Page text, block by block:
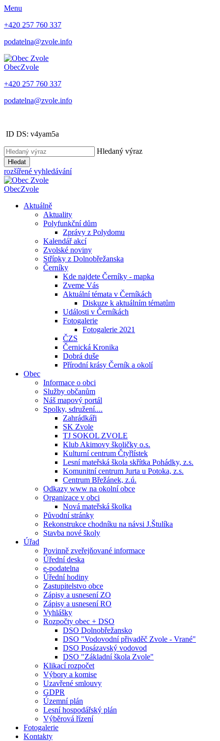
Menu
+420 257 760 337
podatelna@zvole.info
ObecZvole
+420 257 760 337
podatelna@zvole.info
ID DS: v4yam5a
Hledaný výraz
Hledat
rozšířené vyhledávání
ObecZvole
Aktuálně
Aktuality
Polyfunkční dům
Zprávy z Polydomu
Kalendář akcí
Zvolské noviny
Střípky z Dolnobřežanska
Černíky
Kde najdete Černíky - mapka
Zveme Vás
Aktuální témata v Černíkách
Diskuze k aktuálním tématům
Události v Černíkách
Fotogalerie
Fotogalerie 2021
ČZS
Černická Kronika
Dobrá duše
Přírodní krásy Černík a okolí
Obec
Informace o obci
Služby občanům
Náš mapový portál
Spolky, sdružení....
Zahrádkáři
SK Zvole
TJ SOKOL ZVOLE
Klub Akimovy školičky o.s.
Kulturní centrum Čtyřlístek
Lesní mateřská škola skřítka Pohádky, z.s.
Komunitní centrum Jurta u Potoka, z.s.
Centrum Břežánek, z.ú.
Odkazy www na okolní obce
Organizace v obci
Nová mateřská školka
Původní stránky
Rekonstrukce chodníku na návsi J.Štulíka
Stavba nové školy
Úřad
Povinně zveřejňované informace
Úřední deska
e-podatelna
Úřední hodiny
Zastupitelstvo obce
Zápisy a usnesení ZO
Zápisy a usnesení RO
Vyhlášky
Rozpočty obec + DSO
DSO Dolnobřežansko
DSO "Vodovodní přivaděč Zvole - Vrané"
DSO Posázavský vodovod
DSO "Základní škola Zvole"
Klikací rozpočet
Výbory a komise
Uzavřené smlouvy
GDPR
Územní plán
Lesní hospodářský plán
Výběrová řízení
Fotogalerie
Kontakty